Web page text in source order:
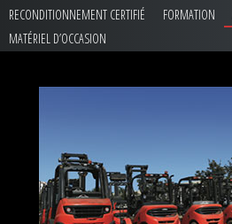
RECONDITIONNEMENT CERTIFIÉ
FORMATION
MATÉRIEL D’OCCASION